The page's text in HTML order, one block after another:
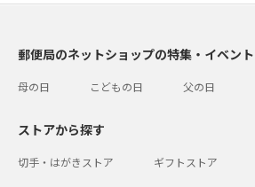
郵便局のネットショップの特集・イベント
母の日 こどもの日 父の日
ストアから探す
切手・はがきストア ギフトストア